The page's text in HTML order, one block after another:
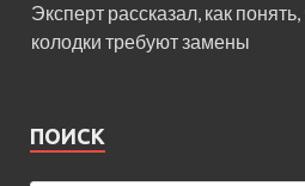
Эксперт рассказал, как
колодки требуют замены
ПОИСК